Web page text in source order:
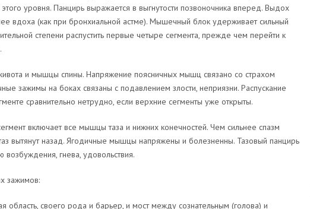
уровня. Панцирь выражается в выгнутости позвоночника вперед. Выдох
вдоха (как при бронхиальной астме). Мышечный блок удерживает сильный
степени распустить первые четыре сегмента, прежде чем перейти к
и мышцы спины. Напряжение поясничных мышц связано со страхом
зажимы на боках связаны с подавлением злости, неприязни. Распускание
сравнительно нетрудно, если верхние сегменты уже открыты.
включает все мышцы таза и нижних конечностей. Чем сильнее спазм
вытянут назад. Ягодичные мышцы напряжены и болезненны. Тазовый панцирь
возбуждения, гнева, удовольствия.
зажимов:
область, своего рода и барьер, и мост между сознательным (голова) и